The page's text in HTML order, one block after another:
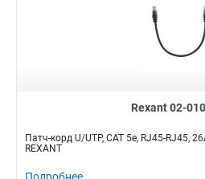
Rexant 02-
Патч-корд U/UTP, CAT 5e, RJ45-RJ45,
REXANT